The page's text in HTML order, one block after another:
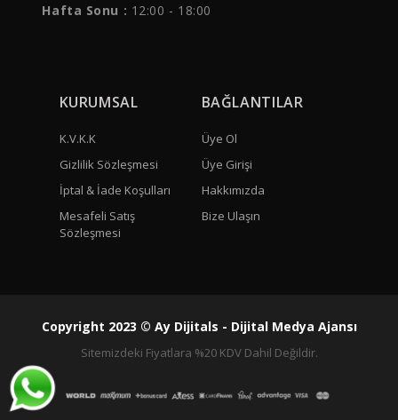
Hafta Sonu : 12:00 - 18:00
KURUMSAL
K.V.K.K
Gizlilik Sözleşmesi
İptal & İade Koşulları
Mesafeli Satış
Sözleşmesi
BAĞLANTILAR
Üye Ol
Üye Girişi
Hakkımızda
Bize Ulaşın
Copyright 2023 © Ay Dijitals - Dijital Medya Ajansı
Sitemizdeki Fiyatlara %20 KDV Dahil Değildir.